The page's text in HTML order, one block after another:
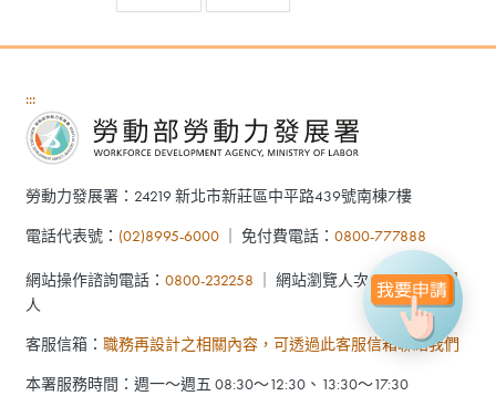
:::
勞動力發展署：24219 新北市新莊區中平路439號南棟7樓
電話代表號： (02)8995-6000｜ 免付費電話： 0800-777888
網站操作諮詢電話： 0800-232258 ｜ 網站瀏覽人次：827,064
人
客服信箱： 職務再設計之相關內容，可透過此客服信箱聯絡我們
本署服務時間：週一～週五 08:30～12:30、13:30～17:30